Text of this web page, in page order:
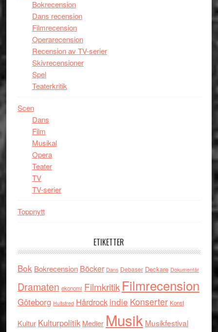
Bokrecension
Dans recension
Filmrecension
Operarecension
Recension av TV-serier
Skivrecensioner
Spel
Teaterkritik
Scen
Dans
Film
Musikal
Opera
Teater
TV
TV-serier
Toppnytt
ETIKETTER
Bok Bokrecension Böcker Dans Debaser Deckare Dokumentär
Dramaten ekonomi Filmkritik Filmrecension
Göteborg Hultsfred Hårdrock indie Konserter Konst
Kultur Kulturpolitik Medier Musik Musikfestival